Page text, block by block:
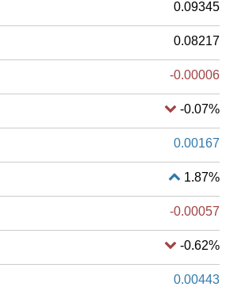
0.09345
0.08217
-0.00006
-0.07%
0.00167
1.87%
-0.00057
-0.62%
0.00443